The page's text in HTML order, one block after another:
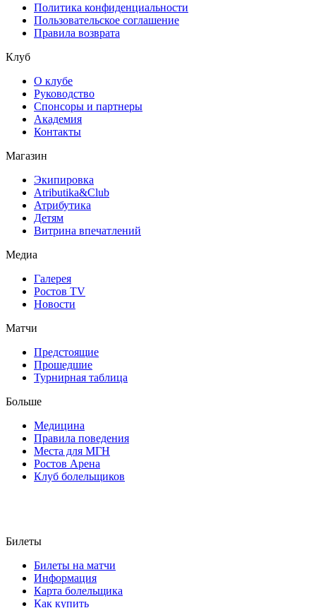
Политика конфиденциальности
Пользовательское соглашение
Правила возврата
Клуб
О клубе
Руководство
Спонсоры и партнеры
Академия
Контакты
Магазин
Экипировка
Atributika&Club
Атрибутика
Детям
Витрина впечатлений
Медиа
Галерея
Ростов TV
Новости
Матчи
Предстоящие
Прошедшие
Турнирная таблица
Больше
Медицина
Правила поведения
Места для МГН
Ростов Арена
Клуб болельщиков
Билеты
Билеты на матчи
Информация
Карта болельщика
Как купить